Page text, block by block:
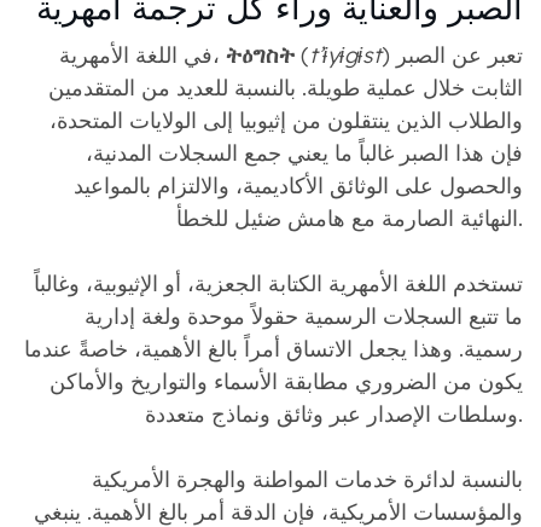
في اللغة الأمهرية،ትዕግስት (t’ɨyɨgɨst) تعبر عن الصبر
الثابت خلال عملية طويلة. بالنسبة للعديد من المتقدمين
والطلاب الذين ينتقلون من إثيوبيا إلى الولايات المتحدة،
فإن هذا الصبر غالباً ما يعني جمع السجلات المدنية،
والحصول على الوثائق الأكاديمية، والالتزام بالمواعيد
النهائية الصارمة مع هامش ضئيل للخطأ.
تستخدم اللغة الأمهرية الكتابة الجعزية، أو الإثيوبية، وغالباً
ما تتبع السجلات الرسمية حقولاً موحدة ولغة إدارية
رسمية. وهذا يجعل الاتساق أمراً بالغ الأهمية، خاصةً عندما
يكون من الضروري مطابقة الأسماء والتواريخ والأماكن
وسلطات الإصدار عبر وثائق ونماذج متعددة.
بالنسبة لدائرة خدمات المواطنة والهجرة الأمريكية
والمؤسسات الأمريكية، فإن الدقة أمر بالغ الأهمية. ينبغي